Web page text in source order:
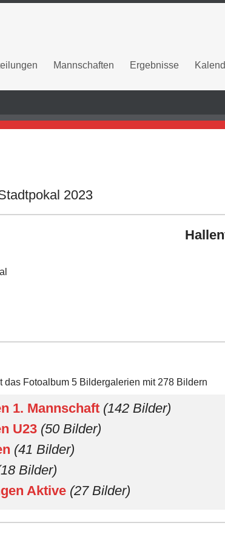
Mannschaften Ergebnisse
2023
Fotoalbum 5 Bildergalerien mit 278 Bildern
1. Mannschaft (142 Bilder)
U23 (50 Bilder)
(41 Bilder)
Bilder)
Aktive (27 Bilder)